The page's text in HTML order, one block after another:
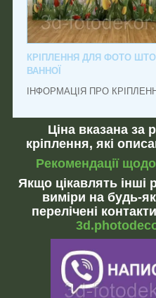
КРІПЛЕННЯ ДЛЯ ФОТО
ВАННОЇ
ІНФОРМАЦІЯ ПРО
Ціна вказана за
кріплення, які
Рекомендації
Якщо цікавлять інші
виміри на будь-
перелічені